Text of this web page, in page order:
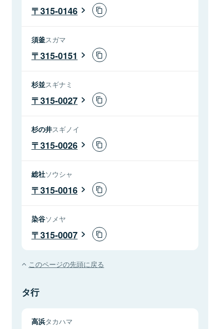
315-0146
須釜スガマ
315-0151
杉並スギナミ
315-0027
杉の井スギノイ
315-0026
総社ソウシャ
315-0016
染谷ソメヤ
315-0007
このページの先頭に戻る
タ行
高浜タカハマ